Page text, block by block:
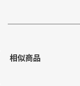
相似商品